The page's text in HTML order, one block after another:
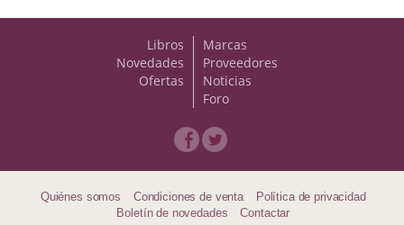
Libros
Novedades
Ofertas
Marcas
Proveedores
Noticias
Foro
Quiénes somos Condiciones de venta
Política de privacidad
Boletín de novedades
Contactar